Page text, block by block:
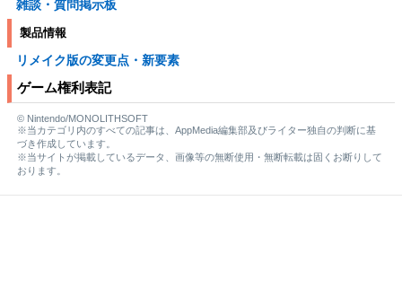
雑談・質問掲示板
製品情報
リメイク版の変更点・新要素
ゲーム権利表記
© Nintendo/MONOLITHSOFT
※当カテゴリ内のすべての記事は、AppMedia編集部及びライター独自の判断に基
づき作成しています。
※当サイトが掲載しているデータ、画像等の無断使用・無断転載は固くお断りして
おります。